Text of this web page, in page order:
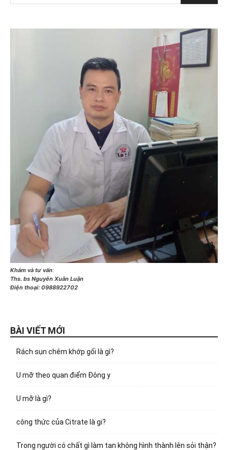
Khám và tư vấn:
Ths. bs Nguyễn Xuân Luận
Điện thoại: 0988922702
BÀI VIẾT MỚI
Rách sụn chêm khớp gối là gì?
U mỡ theo quan điểm Đông y
U mỡ là gì?
công thức của Citrate là gi?
Trong người có chất gì làm tan không hình thành lên sỏi thận?